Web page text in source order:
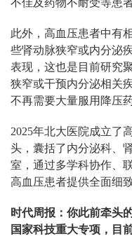
不佳及药物不耐受等患
此外，高血压患者中有
些肾动脉狭窄或内分泌
表现，这也是目前研究
狭窄或干预内分泌相关
不再需要大量服用降压药
2025年北大医院成立了
头，囊括了内分泌科、
室，通过多学科协作、
高血压患者提供全面细
时代周报：你此前牵头
国家科技重大专项，目